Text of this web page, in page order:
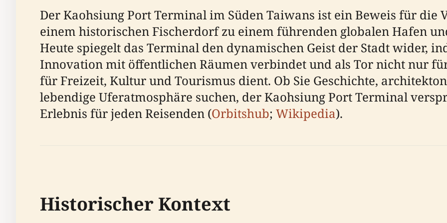
Der Kaohsiung Port Terminal im Süden Taiwans ist ein Beweis für die
einem historischen Fischerdorf zu einem führenden globalen Hafen
Heute spiegelt das Terminal den dynamischen Geist der Stadt wider,
Innovation mit öffentlichen Räumen verbindet und als Tor nicht nur
für Freizeit, Kultur und Tourismus dient. Ob Sie Geschichte,
lebendige Uferatmosphäre suchen, der Kaohsiung Port Terminal
Erlebnis für jeden Reisenden (Orbitshub; Wikipedia).
Historischer Kontext